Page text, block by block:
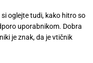
oglejte tudi, kako hitro so
uporabnikom. Dobra
je znak, da je vtičnik